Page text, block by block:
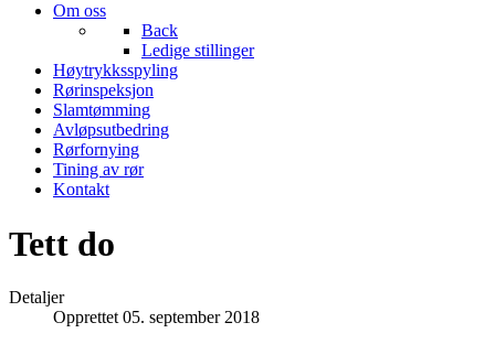
Om oss
Back
Ledige stillinger
Høytrykksspyling
Rørinspeksjon
Slamtømming
Avløpsutbedring
Rørfornying
Tining av rør
Kontakt
Tett do
Detaljer
Opprettet 05. september 2018